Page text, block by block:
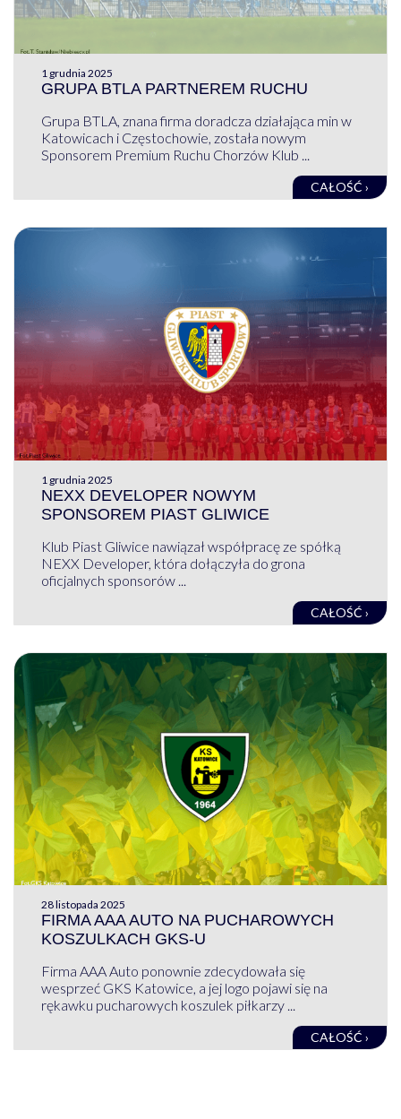
1 grudnia 2025
GRUPA BTLA PARTNEREM RUCHU
Grupa BTLA, znana firma doradcza działająca min w
Katowicach i Częstochowie, została nowym
Sponsorem Premium Ruchu Chorzów Klub ...
CAŁOŚĆ ›
1 grudnia 2025
NEXX DEVELOPER NOWYM
SPONSOREM PIAST GLIWICE
Klub Piast Gliwice nawiązał współpracę ze spółką
NEXX Developer, która dołączyła do grona
oficjalnych sponsorów ...
CAŁOŚĆ ›
28 listopada 2025
FIRMA AAA AUTO NA PUCHAROWYCH
KOSZULKACH GKS-U
Firma AAA Auto ponownie zdecydowała się
wesprzeć GKS Katowice, a jej logo pojawi się na
rękawku pucharowych koszulek piłkarzy ...
CAŁOŚĆ ›